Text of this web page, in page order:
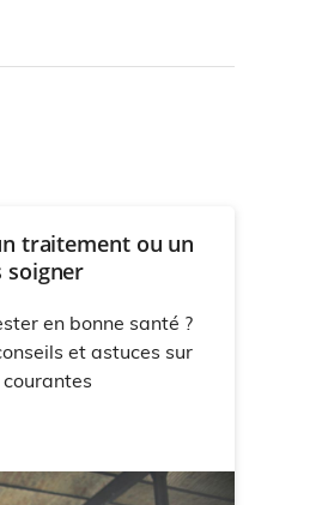
traitement ou un
soigner
en bonne santé ?
et astuces sur